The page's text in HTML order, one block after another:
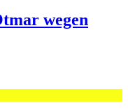
wegen